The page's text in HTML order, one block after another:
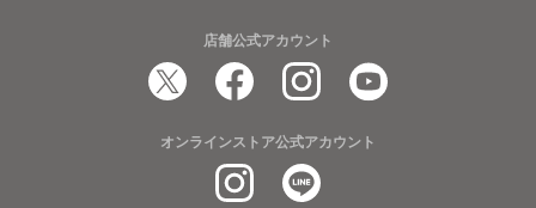
店舗公式アカウント
オンラインストア公式アカウント